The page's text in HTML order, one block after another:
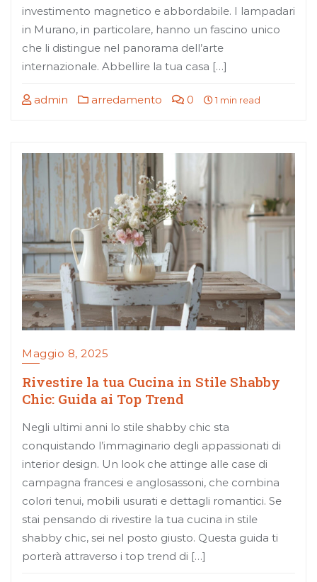
investimento magnetico e abbordabile. I lampadari
in Murano, in particolare, hanno un fascino unico
che li distingue nel panorama dell’arte
internazionale. Abbellire la tua casa […]
admin arredamento 0 1 min read
Maggio 8, 2025
Rivestire la tua Cucina in Stile Shabby
Chic: Guida ai Top Trend
Negli ultimi anni lo stile shabby chic sta
conquistando l’immaginario degli appassionati di
interior design. Un look che attinge alle case di
campagna francesi e anglosassoni, che combina
colori tenui, mobili usurati e dettagli romantici. Se
stai pensando di rivestire la tua cucina in stile
shabby chic, sei nel posto giusto. Questa guida ti
porterà attraverso i top trend di […]